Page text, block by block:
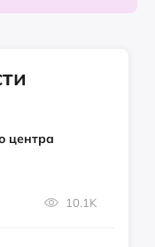
центра
10.1K